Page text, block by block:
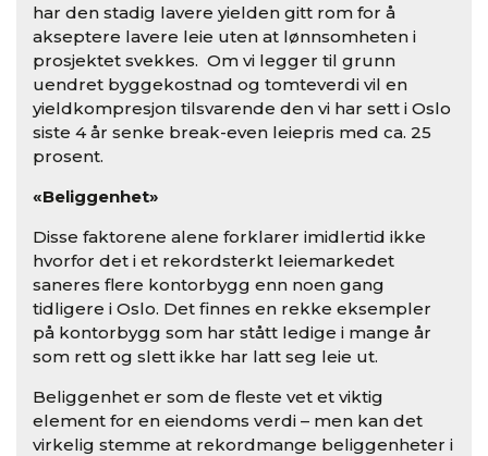
har den stadig lavere yielden gitt rom for å
akseptere lavere leie uten at lønnsomheten i
prosjektet svekkes. Om vi legger til grunn
uendret byggekostnad og tomteverdi vil en
yieldkompresjon tilsvarende den vi har sett i Oslo
siste 4 år senke break-even leiepris med ca. 25
prosent.
«Beliggenhet»
Disse faktorene alene forklarer imidlertid ikke
hvorfor det i et rekordsterkt leiemarkedet
saneres flere kontorbygg enn noen gang
tidligere i Oslo. Det finnes en rekke eksempler
på kontorbygg som har stått ledige i mange år
som rett og slett ikke har latt seg leie ut.
Beliggenhet er som de fleste vet et viktig
element for en eiendoms verdi – men kan det
virkelig stemme at rekordmange beliggenheter i